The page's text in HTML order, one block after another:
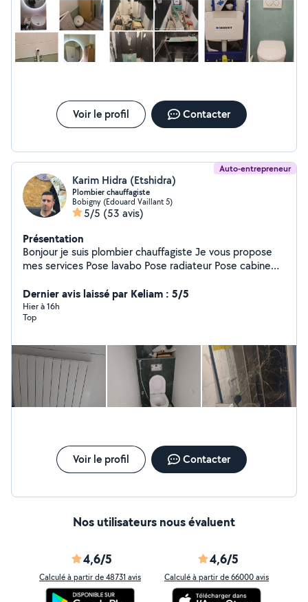
Voir le profil Contacter
Auto-entrepreneur
Karim Hidra (Etshidra)
Plombier chauffagiste
Bobigny (Edouard Vaillant 5)
5/5 (53 avis)
Présentation
Bonjour je suis plombier chauffagiste Je vous propose
mes services Pose lavabo Pose radiateur Pose cabine
Intervention Dépannage Instalation et réparation
Dernier avis laissé par Keliam : 5/5
Hier à 16h
Top
Voir le profil Contacter
Nos utilisateurs nous évaluent
4,6/5
Calculé à partir de 48731 avis
4,6/5
Calculé à partir de 66000 avis